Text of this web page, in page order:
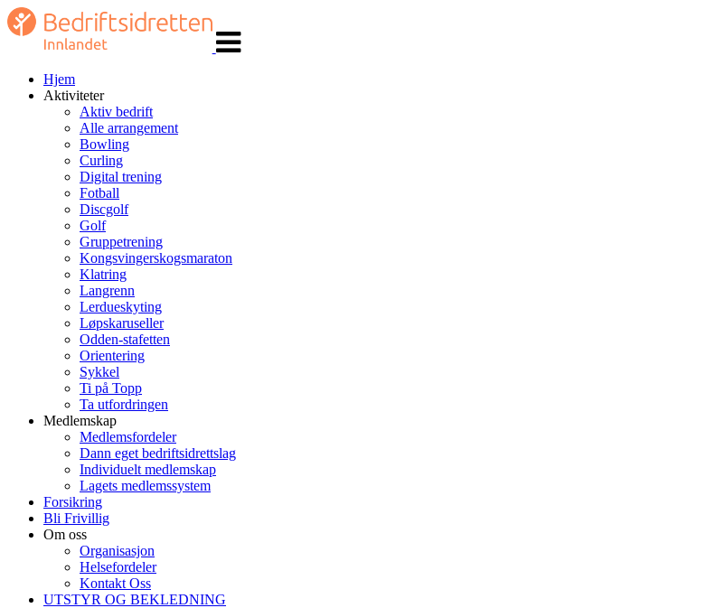
navigasjon
Hjem
Aktiviteter
Aktiv bedrift
Alle arrangement
Bowling
Curling
Digital trening
Fotball
Discgolf
Golf
Gruppetrening
Kongsvingerskogsmaraton
Klatring
Langrenn
Lerdueskyting
Løpskaruseller
Odden-stafetten
Orientering
Sykkel
Ti på Topp
Ta utfordringen
Medlemskap
Medlemsfordeler
Dann eget bedriftsidrettslag
Individuelt medlemskap
Lagets medlemssystem
Forsikring
Bli Frivillig
Om oss
Organisasjon
Helsefordeler
Kontakt Oss
UTSTYR OG BEKLEDNING